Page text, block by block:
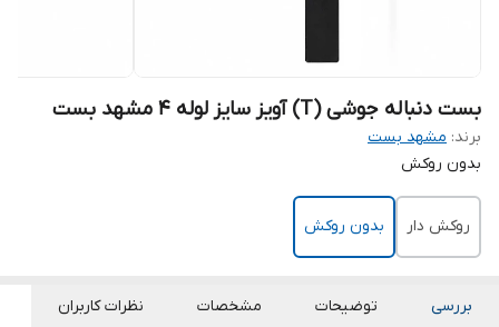
بست دنباله جوشی (T) آویز سایز لوله 4 مشهد بست
برند: مشهد بست
بدون روکش
روکش دار بدون روکش
بررسی توضیحات مشخصات نظرات کاربران